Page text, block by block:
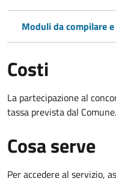
Moduli da compilare
Costi
La partecipazione al
tassa prevista dal Comune.
Cosa serve
Per accedere al servizio,